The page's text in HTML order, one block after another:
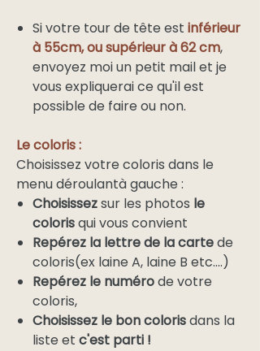
Si votre tour de tête est inférieur
à 55cm, ou supérieur à 62 cm,
envoyez moi un petit mail et je
vous expliquerai ce qu'il est
possible de faire ou non.
Le coloris :
Choisissez votre coloris dans le
menu déroulantà gauche :
Choisissezsur les photos le
colorisqui vous convient
Repérez la lettre de la cartede
coloris(ex laine A, laine B etc....)
Repérez le numérode votre
coloris,
Choisissez le bon colorisdans la
liste et c'est parti !